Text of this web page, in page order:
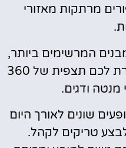
מרתקות מאזורי
המרשימים ביותר,
עם מנהרה ארוכה המאפשרת לכם תצפית של 360
מנטה ודגים.
שונים לאורך היום
טריקים לקהל.